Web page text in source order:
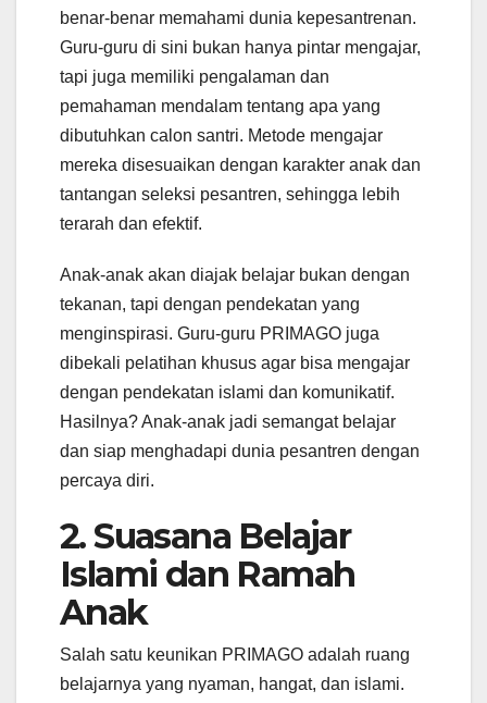
benar-benar memahami dunia kepesantrenan.
Guru-guru di sini bukan hanya pintar mengajar,
tapi juga memiliki pengalaman dan
pemahaman mendalam tentang apa yang
dibutuhkan calon santri. Metode mengajar
mereka disesuaikan dengan karakter anak dan
tantangan seleksi pesantren, sehingga lebih
terarah dan efektif.
Anak-anak akan diajak belajar bukan dengan
tekanan, tapi dengan pendekatan yang
menginspirasi. Guru-guru PRIMAGO juga
dibekali pelatihan khusus agar bisa mengajar
dengan pendekatan islami dan komunikatif.
Hasilnya? Anak-anak jadi semangat belajar
dan siap menghadapi dunia pesantren dengan
percaya diri.
2. Suasana Belajar
Islami dan Ramah
Anak
Salah satu keunikan PRIMAGO adalah ruang
belajarnya yang nyaman, hangat, dan islami.